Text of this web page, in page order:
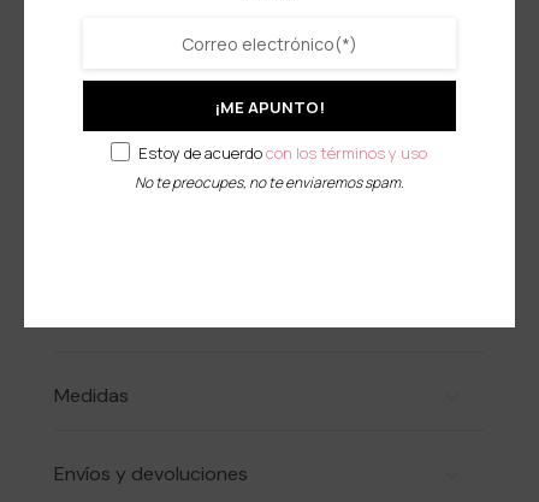
Conjunto
- +
Añadir al carrito
Medidas
Envíos y devoluciones
¡ME APUNTO!
Estoy de acuerdocon los términos y uso
No te preocupes, no te enviaremos spam.